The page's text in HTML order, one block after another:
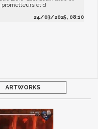
prometteurs et d
24/03/2025, 08:10
ARTWORKS